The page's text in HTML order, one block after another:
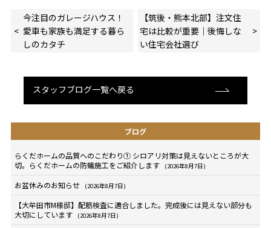
今注目のガレージハウス！
愛車も家族も満足する暮ら
しのカタチ
【筑後・熊本北部】注文住
宅は比較が重要｜後悔しな
い住宅会社選び
スタッフブログ一覧へ戻る
ブログ
らくだホームの品質へのこだわり① シロアリ対策は見えないところが大
切。らくだホームの防蟻施工をご紹介します
(2026年8月7日)
お盆休みのお知らせ (2026年8月7日)
【大牟田市M様邸】配筋検査に適合しました。完成後には見えない部分も
大切にしています
(2026年8月7日)